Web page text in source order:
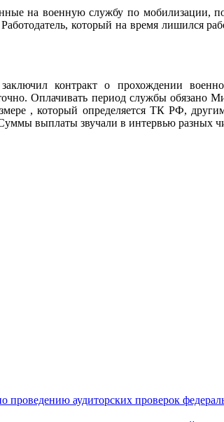
на военную службу по мобилизации,
который на время лишился
контракт о прохождении
Оплачивать период службы обязано
, который определяется ТК РФ,
выплаты звучали в интервью разных
аудиторских проверок